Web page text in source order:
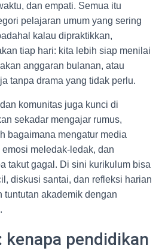
dan empati. Semua itu
pelajaran umum yang sering
kalau dipraktikkan,
tiap hari: kita lebih siap menilai
anggaran bulanan, atau
tanpa drama yang tidak perlu.
komunitas juga kunci di
sekadar mengajar rumus,
bagaimana mengatur media
meledak-ledak, dan
takut gagal. Di sini kurikulum bisa
diskusi santai, dan refleksi harian
tuntutan akademik dengan
kenapa pendidikan